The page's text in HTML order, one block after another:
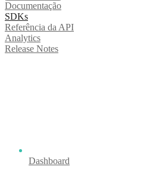
Documentação
SDKs
Referência da API
Analytics
Release Notes
Dashboard